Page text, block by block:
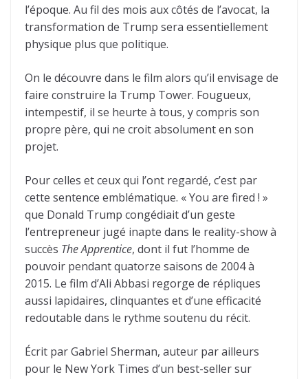
l’époque. Au fil des mois aux côtés de l’avocat, la
transformation de Trump sera essentiellement
physique plus que politique.
On le découvre dans le film alors qu’il envisage de
faire construire la Trump Tower. Fougueux,
intempestif, il se heurte à tous, y compris son
propre père, qui ne croit absolument en son
projet.
Pour celles et ceux qui l’ont regardé, c’est par
cette sentence emblématique. « You are fired ! »
que Donald Trump congédiait d’un geste
l’entrepreneur jugé inapte dans le reality-show à
succès The Apprentice, dont il fut l’homme de
pouvoir pendant quatorze saisons de 2004 à
2015. Le film d’Ali Abbasi regorge de répliques
aussi lapidaires, clinquantes et d’une efficacité
redoutable dans le rythme soutenu du récit.
Écrit par Gabriel Sherman, auteur par ailleurs
pour le New York Times d’un best-seller sur